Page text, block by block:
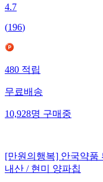
4.7
(196)
480적립
무료배송
10,928명구매중
[만원의행복] 안국약품
내산 / 현미 양파칩